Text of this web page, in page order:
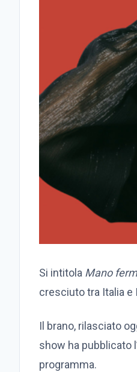
Si intitola Mano
cresciuto tra Italia e
Il brano, rilasciato
show ha pubblicato
programma.